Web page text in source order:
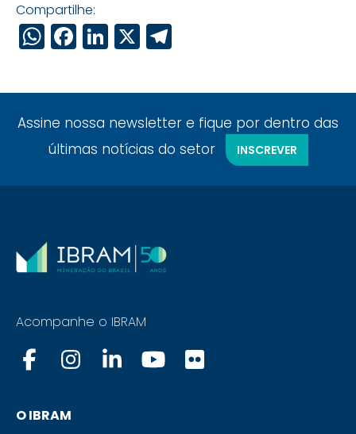
Compartilhe:
WhatsApp
Facebook
LinkedIn
X
Assine nossa newsletter e fique por dentro das
últimas notícias do setor
INSCREVER
Acompanhe o IBRAM
O IBRAM